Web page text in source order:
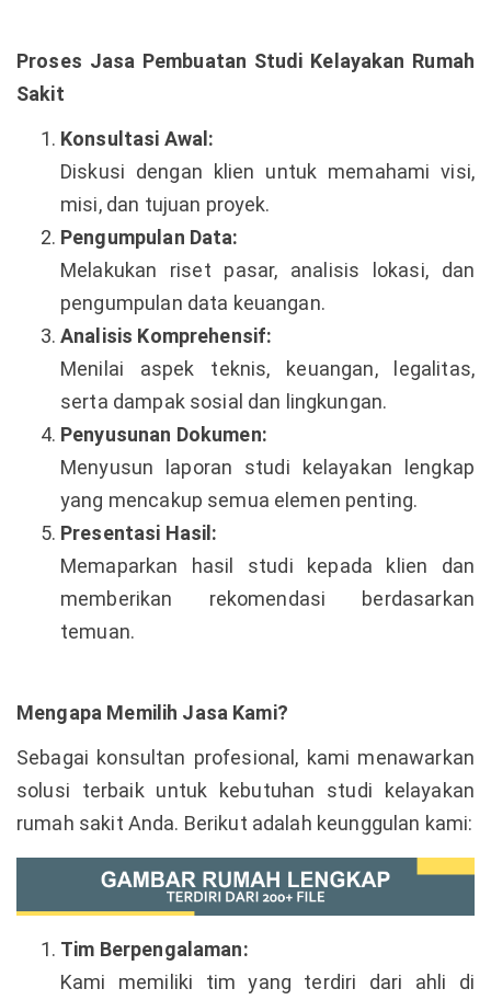
Proses Jasa Pembuatan Studi Kelayakan Rumah
Sakit
Konsultasi Awal:
Diskusi dengan klien untuk memahami visi,
misi, dan tujuan proyek.
Pengumpulan Data:
Melakukan riset pasar, analisis lokasi, dan
pengumpulan data keuangan.
Analisis Komprehensif:
Menilai aspek teknis, keuangan, legalitas,
serta dampak sosial dan lingkungan.
Penyusunan Dokumen:
Menyusun laporan studi kelayakan lengkap
yang mencakup semua elemen penting.
Presentasi Hasil:
Memaparkan hasil studi kepada klien dan
memberikan rekomendasi berdasarkan
temuan.
Mengapa Memilih Jasa Kami?
Sebagai konsultan profesional, kami menawarkan
solusi terbaik untuk kebutuhan studi kelayakan
rumah sakit Anda. Berikut adalah keunggulan kami:
Tim Berpengalaman:
Kami memiliki tim yang terdiri dari ahli di